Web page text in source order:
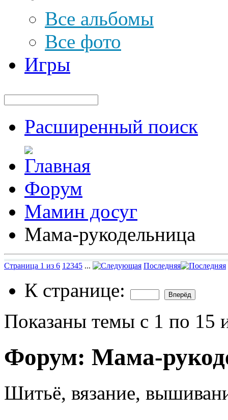
Все альбомы
Все фото
Игры
Расширенный поиск
Форум
Мамин досуг
Мама-рукодельница
Страница 1 из 6 1 2345 ... Последняя
К странице:
Показаны темы с 1 по 15
Форум: Мама-
Шитьё, вязание,